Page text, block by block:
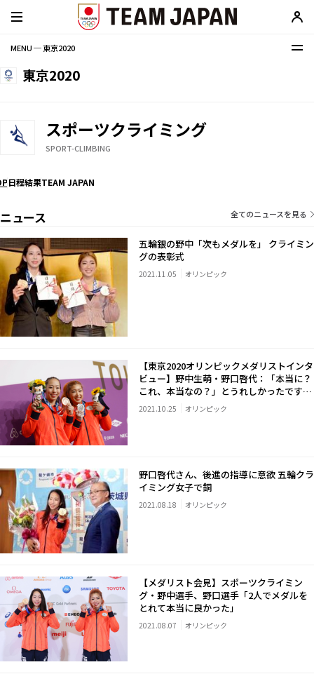
MENU ─ 東京2020
東京2020
スポーツクライミング
SPORT-CLIMBING
日程結果TEAM JAPAN
ニュース 全てのニュースを見る
五輪銀の野中「次もメダルを」 クライミン
グの表彰式
2021.11.05 オリンピック
【東京2020オリンピックメダリストインタ
ビュー】野中生萌・野口啓代：「本当に？
これ、本当なの？」とうれしかったですけ
ど、うれしい以上でしたね
2021.10.25 オリンピック
野口啓代さん、後進の指導に意欲 五輪クラ
イミング女子で銅
2021.08.18 オリンピック
【メダリスト会見】スポーツクライミン
グ・野中選手、野口選手「2人でメダルを
とれて本当に良かった」
2021.08.07 オリンピック